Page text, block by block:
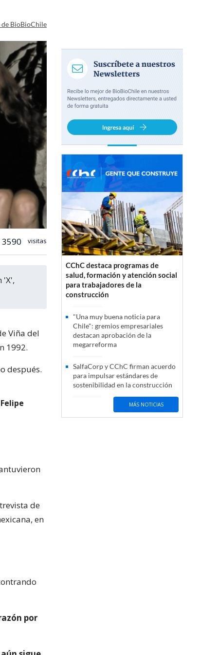
de BioBioChile
3590 visitas
Viña del
1992.
después.
de
en
por
CChC destaca programas de
salud, formación y atención social
para trabajadores de la
construcción
"Una muy buena noticia para
Chile": gremios empresariales
destacan aprobación de la
megarreforma
SalfaCorp y CChC firman acuerdo
para impulsar estándares de
sostenibilidad en la construcción
MÁS NOTICIAS